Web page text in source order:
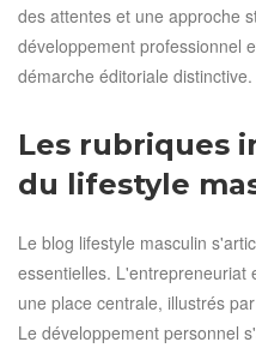
des attentes et une approche
développement professionnel
démarche éditoriale distinctive.
Les rubriques
du lifestyle
Le blog lifestyle masculin
essentielles. L'entrepreneuriat
une place centrale, illustrés
Le développement personnel